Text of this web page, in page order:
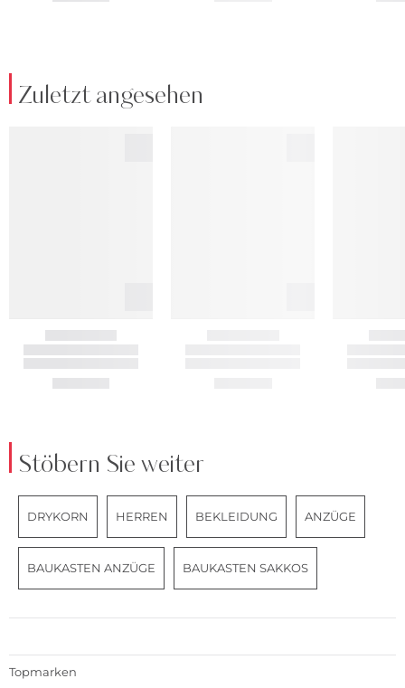
Zuletzt angesehen
Stöbern Sie weiter
DRYKORN HERREN BEKLEIDUNG ANZÜGE
BAUKASTEN ANZÜGE BAUKASTEN SAKKOS
Topmarken